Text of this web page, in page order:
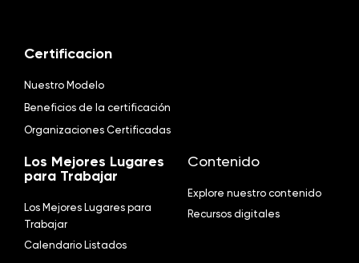
Certificacion
Nuestro Modelo
Beneficios de la certificación
Organizaciones Certificadas
Los Mejores Lugares
para Trabajar
Los Mejores Lugares para
Trabajar
Calendario Listados
Contenido
Explore nuestro contenido
Recursos digitales